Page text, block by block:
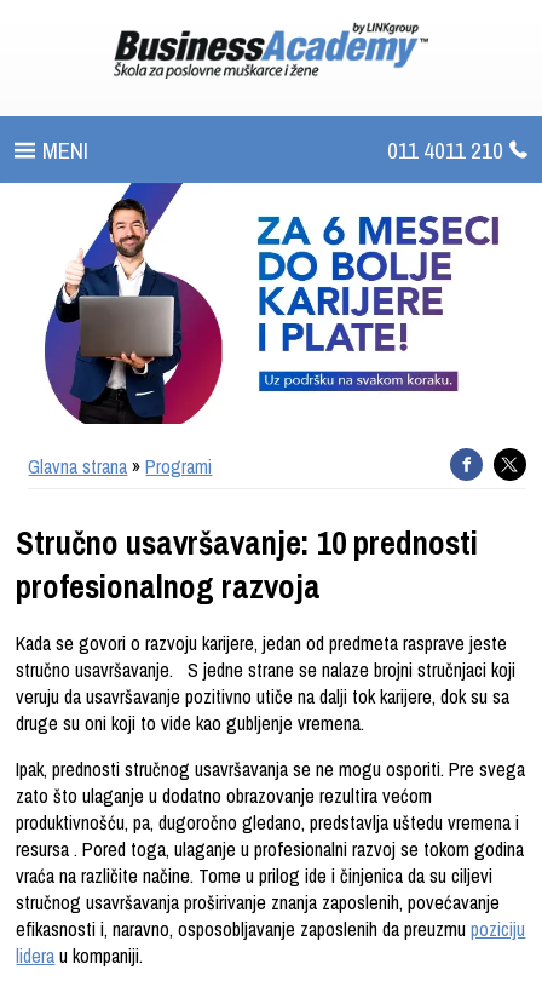
011 4011 210
ŠTA DOBIJATE
UČENJE NA DALJINU
SERTIFIKACIJA
Glavna strana»Programi
Stručno usavršavanje: 10 prednosti
profesionalnog razvoja
Kada se govori o razvoju karijere, jedan od predmeta rasprave jeste
stručno usavršavanje. S jedne strane se nalaze brojni stručnjaci koji
veruju da usavršavanje pozitivno utiče na dalji tok karijere, dok su sa
druge su oni koji to vide kao gubljenje vremena.
Ipak, prednosti stručnog usavršavanja se ne mogu osporiti. Pre svega
zato što ulaganje u dodatno obrazovanje rezultira većom
produktivnošću, pa, dugoročno gledano, predstavlja uštedu vremena i
resursa . Pored toga, ulaganje u profesionalni razvoj se tokom godina
vraća na različite načine. Tome u prilog ide i činjenica da su ciljevi
stručnog usavršavanja proširivanje znanja zaposlenih, povećavanje
efikasnosti i, naravno, osposobljavanje zaposlenih da preuzmupoziciju
liderau kompaniji.